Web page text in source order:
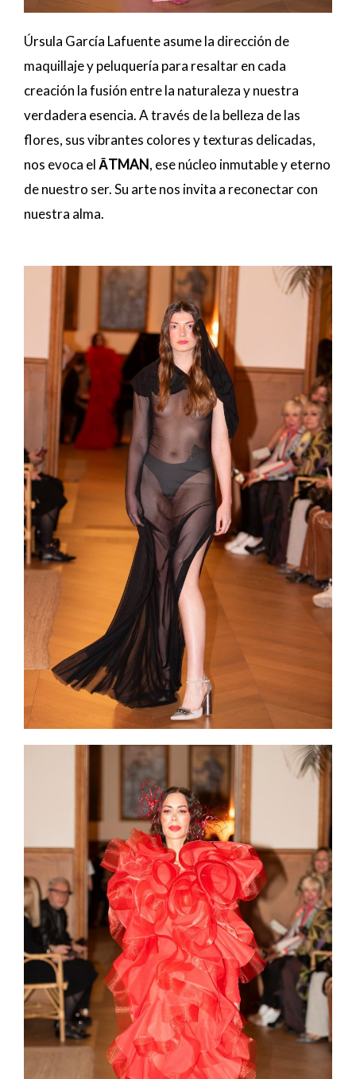
Úrsula García Lafuente asume la dirección de
maquillaje y peluquería para resaltar en cada
creación la fusión entre la naturaleza y nuestra
verdadera esencia. A través de la belleza de las
flores, sus vibrantes colores y texturas delicadas,
nos evoca elĀTMAN, ese núcleo inmutable y eterno
de nuestro ser. Su arte nos invita a reconectar con
nuestra alma.